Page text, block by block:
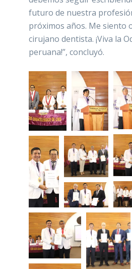
futuro de nuestra
próximos años. Me siento
cirujano dentista. ¡Viva la
peruana!”, concluyó.